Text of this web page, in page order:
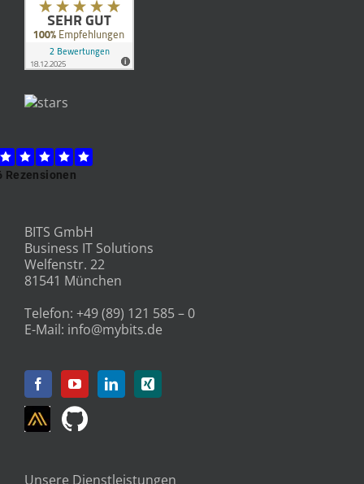
BITS GmbH
Business IT Solutions
Welfenstr. 22
81541 München
Telefon: +49 (89) 121 585 – 0
E-Mail:info@mybits.de
Unsere Dienstleistungen